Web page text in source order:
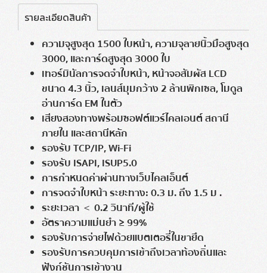
รายละเอียดสินค้า
ความจุสูงสุด 1500 ใบหน้า, ความจุลายนิ้วมือสูงสุด
3000, และการ์ดสูงสุด 3000 ใบ
เทอร์มินัลการจดจำใบหน้า, หน้าจอสัมผัส LCD
ขนาด 4.3 นิ้ว, เลนส์มุมกว้าง 2 ล้านพิกเซล, โมดูล
อ่านการ์ด EM ในตัว
เสียงสองทางพร้อมซอฟต์แวร์ไคลเอนต์ สถานี
ภายใน และสถานีหลัก
รองรับ TCP/IP, Wi-Fi
รองรับ ISAPI, ISUP5.0
การกำหนดค่าผ่านทางเว็บไคลเอ็นต์
การจดจำใบหน้า ระยะทาง: 0.3 ม. ถึง 1.5 ม .
ระยะเวลา ＜ 0.2 วินาที/ผู้ใช้
อัตราความแม่นยำ ≥ 99%
รองรับการจ่ายไฟด้วยแบตเตอรี่ในขายึด
รองรับการควบคุมการเข้าถึงเวลาท้องถิ่นและ
ฟังก์ชันการเข้างาน